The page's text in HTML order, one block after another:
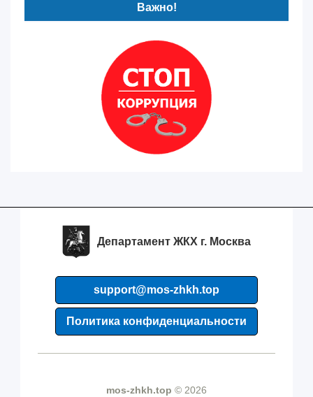
Важно!
Департамент ЖКХ г. Москва
support@mos-zhkh.top
Политика конфиденциальности
mos-zhkh.top © 2026